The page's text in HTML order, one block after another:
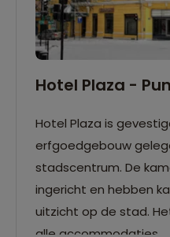
Hotel Plaza -
Hotel Plaza is
erfgoedgebouw
stadscentrum. De
ingericht en hebben
uitzicht op de stad.